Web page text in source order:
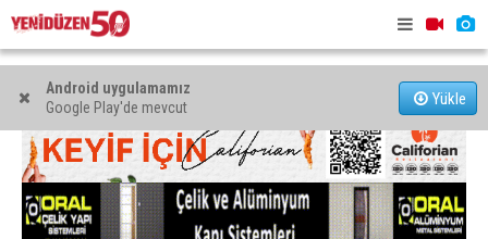
Android uygulamamız
Google Play'de mevcut
Yükle